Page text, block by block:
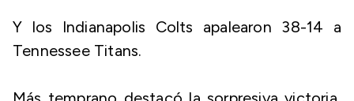
Y los Indianapolis Colts apalearon 38-14 a
Tennessee Titans.